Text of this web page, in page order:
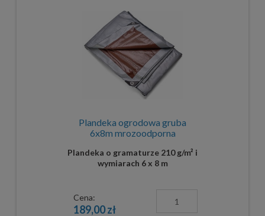
Plandeka ogrodowa gruba
6x8m mrozoodporna
Plandeka o gramaturze 210 g/m² i
wymiarach 6 x 8 m
Cena:
189,00 zł